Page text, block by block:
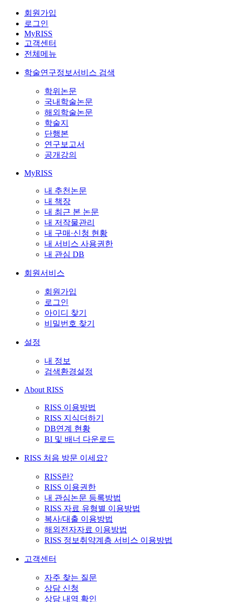
회원가입
로그인
MyRISS
고객센터
전체메뉴
학술연구정보서비스 검색
학위논문
국내학술논문
해외학술논문
학술지
단행본
연구보고서
공개강의
MyRISS
내 추천논문
내 책장
내 최근 본 논문
내 저작물관리
내 구매·신청 현황
내 서비스 사용권한
내 관심 DB
회원서비스
회원가입
로그인
아이디 찾기
비밀번호 찾기
설정
내 정보
검색환경설정
About RISS
RISS 이용방법
RISS 지식더하기
DB연계 현황
BI 및 배너 다운로드
RISS 처음 방문 이세요?
RISS란?
RISS 이용권한
내 관심논문 등록방법
RISS 자료 유형별 이용방법
복사/대출 이용방법
해외전자자료 이용방법
RISS 정보취약계층 서비스 이용방법
고객센터
자주 찾는 질문
상담 신청
상담 내역 확인